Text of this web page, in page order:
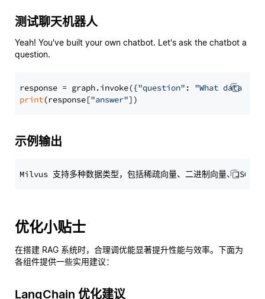
测试聊天机器人
Yeah! You've built your own chatbot. Let's ask the chatbot a
question.
response = graph.invoke({"question" : "What data
print(response["answer"
示例输出
优化小贴士
在搭建 RAG 系统时，合理调优能显著提升性能与效率。下面为
各组件提供一些实用建议：
LangChain 优化建议